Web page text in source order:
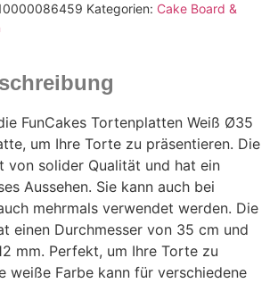
Kategorien: Cake Board &
FunCakes Tortenplatten Weiß Ø35
um Ihre Torte zu präsentieren. Die
von solider Qualität und hat ein
Aussehen. Sie kann auch bei
mehrmals verwendet werden. Die
einen Durchmesser von 35 cm und
mm. Perfekt, um Ihre Torte zu
weiße Farbe kann für verschiedene